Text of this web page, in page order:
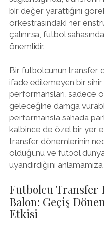
bir değer yarattığını
orkestrasındaki her
çalınırsa, futbol
önemlidir.
Bir futbolcunun transfer
ifade edilemeyen bir
performansları, sadece
geleceğine damga
performansla sahada
kalbinde de özel bir yer
transfer dönemlerinin
olduğunu ve futbol
uyandırdığını
Futbolcu Transfer
Balon: Geçiş
Etkisi